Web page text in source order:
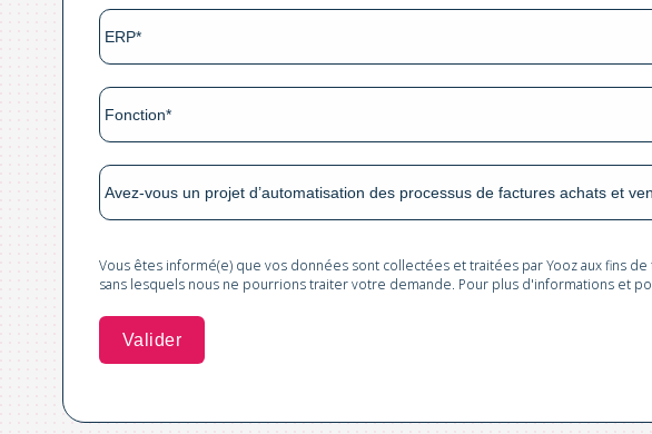
Vous êtes informé(e) que vos données sont collectées et traitées par Yooz aux fins
sans lesquels nous ne pourrions traiter votre demande. Pour plus d'informations et